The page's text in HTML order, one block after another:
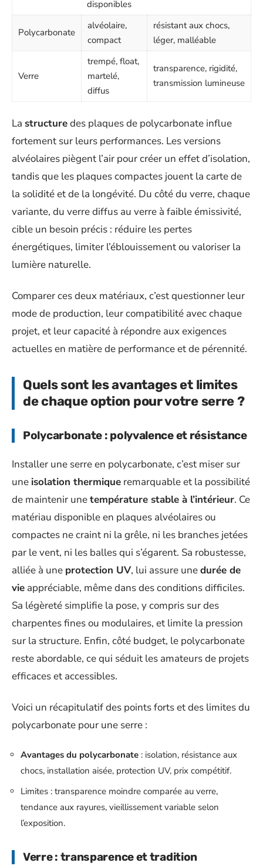
disponibles
Polycarbonate
alvéolaire,
compact
résistant aux chocs,
léger, malléable
Verre
trempé, float,
martelé,
diffus
transparence, rigidité,
transmission lumineuse
La structuredes plaques de polycarbonate influe
fortement sur leurs performances. Les versions
alvéolaires piègent l’air pour créer un effet d’isolation,
tandis que les plaques compactes jouent la carte de
la solidité et de la longévité. Du côté du verre, chaque
variante, du verre diffus au verre à faible émissivité,
cible un besoin précis : réduire les pertes
énergétiques, limiter l’éblouissement ou valoriser la
lumière naturelle.
Comparer ces deux matériaux, c’est questionner leur
mode de production, leur compatibilité avec chaque
projet, et leur capacité à répondre aux exigences
actuelles en matière de performance et de pérennité.
Quels sont les avantages et limites
de chaque option pour votre serre ?
Polycarbonate : polyvalence et résistance
Installer une serre en polycarbonate, c’est miser sur
une isolation thermique remarquable et la possibilité
de maintenir unetempérature stable à l’intérieur. Ce
matériau disponible en plaques alvéolaires ou
compactes ne craint ni la grêle, ni les branches jetées
par le vent, ni les balles qui s’égarent. Sa robustesse,
alliée à une protection UV, lui assure unedurée de
vie appréciable, même dans des conditions difficiles.
Sa légèreté simplifie la pose, y compris sur des
charpentes fines ou modulaires, et limite la pression
sur la structure. Enfin, côté budget, le polycarbonate
reste abordable, ce qui séduit les amateurs de projets
efficaces et accessibles.
Voici un récapitulatif des points forts et des limites du
polycarbonate pour une serre :
Avantages du polycarbonate : isolation, résistance aux
chocs, installation aisée, protection UV, prix compétitif.
Limites : transparence moindre comparée au verre,
tendance aux rayures, vieillissement variable selon
l’exposition.
Verre : transparence et tradition